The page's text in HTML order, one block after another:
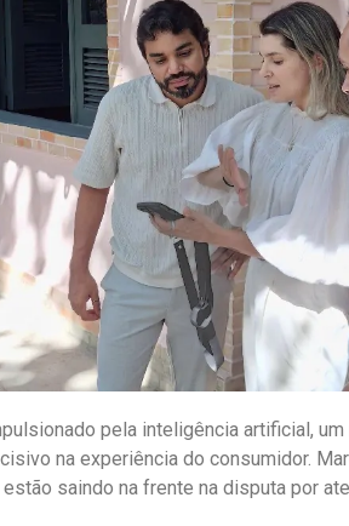
pela inteligência artificial,
na experiência do consumidor.
saindo na frente na disputa por